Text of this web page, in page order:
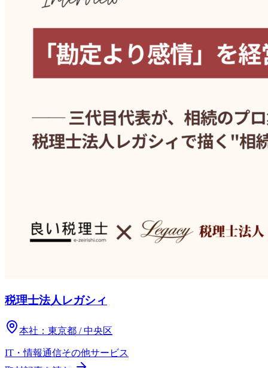
税理士法人レガシィ
本社： 東京都 / 中央区
IT・情報通信その他サービス